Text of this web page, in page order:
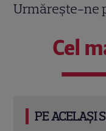
Urmărește-ne
Cel
PE ACELAȘI